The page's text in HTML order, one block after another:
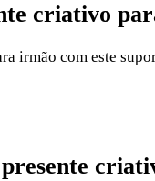
criativo
irmão com este